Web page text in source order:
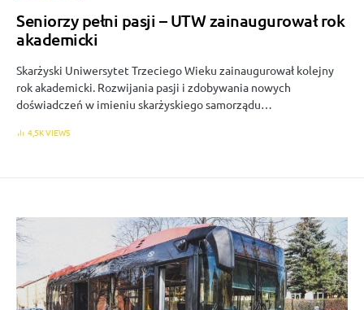
Seniorzy pełni pasji – UTW zainaugurował rok
akademicki
Skarżyski Uniwersytet Trzeciego Wieku zainaugurował kolejny
rok akademicki. Rozwijania pasji i zdobywania nowych
doświadczeń w imieniu skarżyskiego samorządu…
4,5K VIEWS